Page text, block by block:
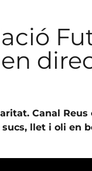
Canal
llet i oli en